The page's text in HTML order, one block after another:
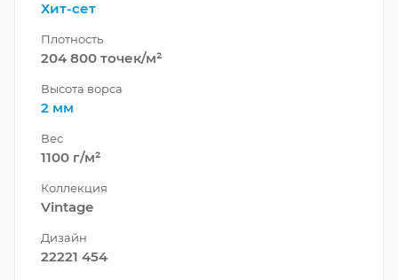
Хит-сет
Плотность
204 800 точек/м²
Высота ворса
2 мм
Вес
1100 г/м²
Коллекция
Vintage
Дизайн
22221 454